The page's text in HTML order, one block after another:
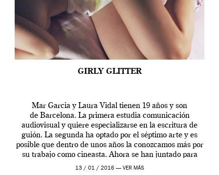
GIRLY GLITTER
Mar Garcia y Laura Vidal tienen 19 años y son
de Barcelona. La primera estudia comunicación
audiovisual y quiere especializarse en la escritura de
guión. La segunda ha optado por el séptimo arte y es
posible que dentro de unos años la conozcamos más por
su trabajo como cineasta. Ahora se han juntado para
contarnos una […]
13 / 01 / 2016 — VER MÁS